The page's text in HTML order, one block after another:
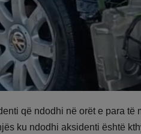
që ndodhi në orët e para të
ku ndodhi aksidenti është